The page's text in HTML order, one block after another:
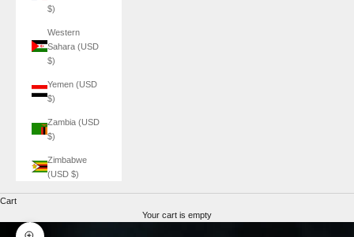
$)
Western
Sahara (USD
$)
Yemen (USD
$)
Zambia (USD
$)
Zimbabwe
(USD $)
Cart
Your cart is empty